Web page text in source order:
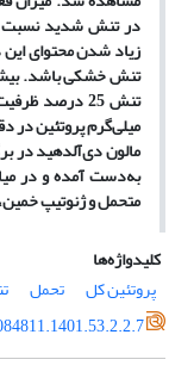
در تنش شدید نسبت
زیاد شدن محتوای این
تنش خشکی باشد.
تنش 25 درصد ظرفیت زراعی، به ژنوتیپ‌
میلی‌گرم پروتئین در
مالون دی‌آلدهید
به‌دست آمده و در
متحمل و ژنوتیپ
کلیدواژه‌ها
پروتئین کل
تحمل